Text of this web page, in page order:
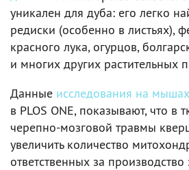
уникален для дуба: его легко
редиски (особенно в листьях),
красного лука, огурцов,
и многих других растительных
Данные исследования на мышах
в PLOS ONE, показывают, что в
черепно-мозговой травмы
увеличить количество
ответственных за производство